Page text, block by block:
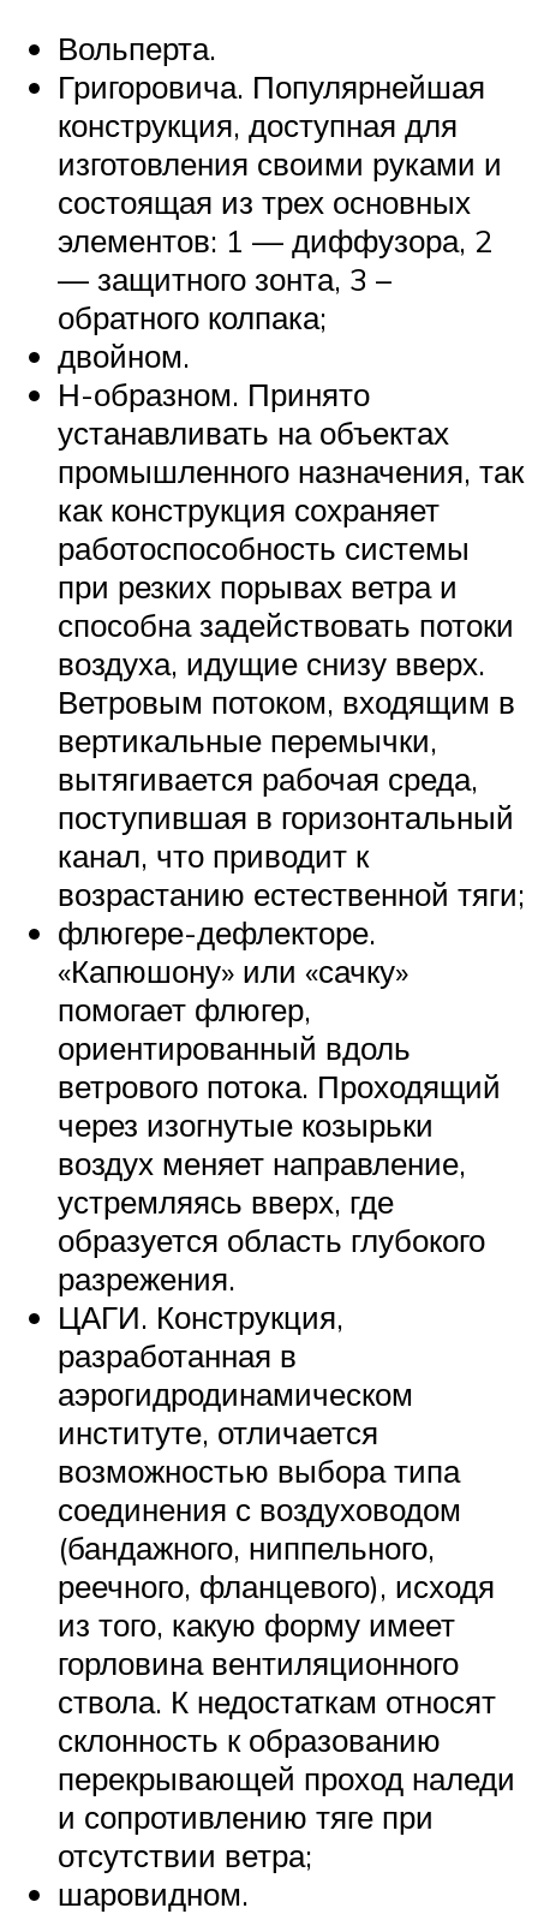
Вольперта.
Григоровича. Популярнейшая
конструкция, доступная для
изготовления своими руками и
состоящая из трех основных
элементов: 1 — диффузора, 2
— защитного зонта, 3 –
обратного колпака;
двойном.
Н-образном. Принято
устанавливать на объектах
промышленного назначения, так
как конструкция сохраняет
работоспособность системы
при резких порывах ветра и
способна задействовать потоки
воздуха, идущие снизу вверх.
Ветровым потоком, входящим в
вертикальные перемычки,
вытягивается рабочая среда,
поступившая в горизонтальный
канал, что приводит к
возрастанию естественной тяги;
флюгере-дефлекторе.
«Капюшону» или «сачку»
помогает флюгер,
ориентированный вдоль
ветрового потока. Проходящий
через изогнутые козырьки
воздух меняет направление,
устремляясь вверх, где
образуется область глубокого
разрежения.
ЦАГИ. Конструкция,
разработанная в
аэрогидродинамическом
институте, отличается
возможностью выбора типа
соединения с воздуховодом
(бандажного, ниппельного,
реечного, фланцевого), исходя
из того, какую форму имеет
горловина вентиляционного
ствола. К недостаткам относят
склонность к образованию
перекрывающей проход наледи
и сопротивлению тяге при
отсутствии ветра;
шаровидном.